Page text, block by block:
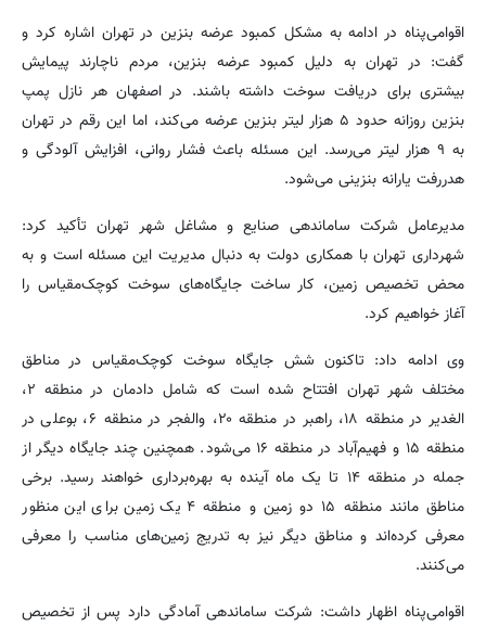
اقوامی‌پناه در ادامه به مشکل کمبود عرضه بنزین در تهران اشاره کرد و
گفت: در تهران به دلیل کمبود عرضه بنزین، مردم ناچارند پیمایش
بیشتری برای دریافت سوخت داشته باشند. در اصفهان هر نازل پمپ
بنزین روزانه حدود ۵ هزار لیتر بنزین عرضه می‌کند، اما این رقم در تهران
به ۹ هزار لیتر می‌رسد. این مسئله باعث فشار روانی، افزایش آلودگی و
هدررفت یارانه بنزینی می‌شود.
مدیرعامل شرکت ساماندهی صنایع و مشاغل شهر تهران تأکید کرد:
شهرداری تهران با همکاری دولت به دنبال مدیریت این مسئله است و به
محض تخصیص زمین، کار ساخت جایگاه‌های سوخت کوچک‌مقیاس را
آغاز خواهیم کرد.
وی ادامه داد: تاکنون شش جایگاه سوخت کوچک‌مقیاس در مناطق
مختلف شهر تهران افتتاح شده است که شامل دادمان در منطقه ۲،
الغدیر در منطقه ۱۸، راهبر در منطقه ۲۰، والفجر در منطقه ۶، بوعلی در
منطقه ۱۵ و فهیم‌آباد در منطقه ۱۶ می‌شود. همچنین چند جایگاه دیگر از
جمله در منطقه ۱۴ تا یک ماه آینده به بهره‌برداری خواهند رسید. برخی
مناطق مانند منطقه ۱۵ دو زمین و منطقه ۴ یک زمین برای این منظور
معرفی کرده‌اند و مناطق دیگر نیز به تدریج زمین‌های مناسب را معرفی
می‌کنند.
اقوامی‌پناه اظهار داشت: شرکت ساماندهی آمادگی دارد پس از تخصیص